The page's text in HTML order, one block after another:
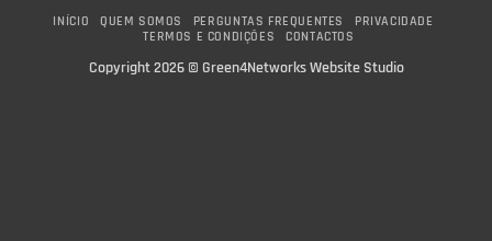
INÍCIO QUEM SOMOS PERGUNTAS FREQUENTES
PRIVACIDADE
TERMOS E CONDIÇÕES
CONTACTOS
Copyright 2026 © Green4Networks Website Studio